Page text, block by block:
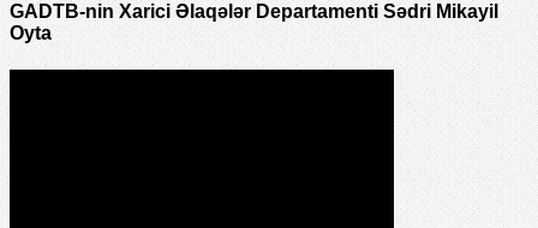
GADTB-nin Xarici Əlaqələr Departamenti Sədri Mikayil
Oyta